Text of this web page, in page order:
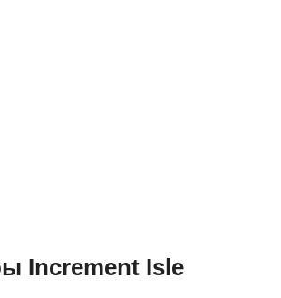
Increment Isle